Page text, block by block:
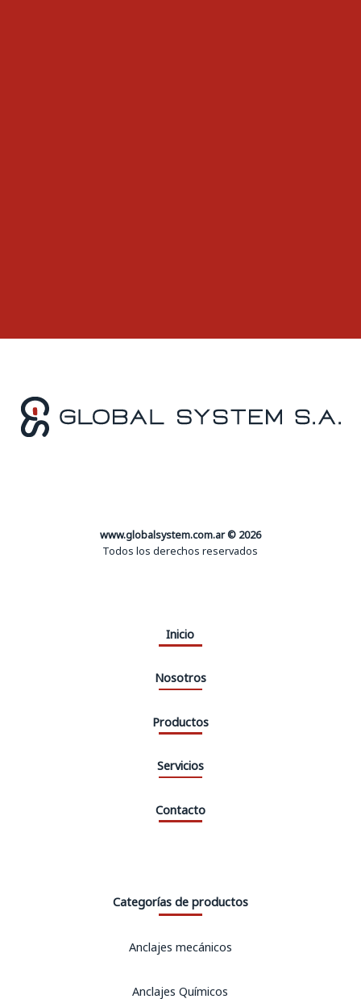
www.globalsystem.com.ar © 2026
Todos los derechos reservados
Inicio
Nosotros
Productos
Servicios
Contacto
Categorías de productos
Anclajes mecánicos
Anclajes Químicos